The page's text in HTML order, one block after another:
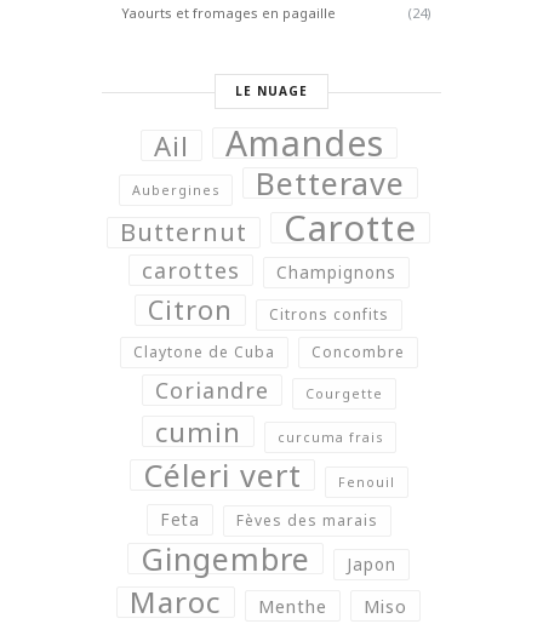
Yaourts et fromages en pagaille (24)
LE NUAGE
Ail Amandes
Aubergines Betterave
Butternut Carotte
carottes Champignons
Citron
Citrons confits
Claytone de Cuba
Concombre
Coriandre Courgette
cumin curcuma frais
Céleri vert Fenouil
Feta Fèves des marais
Gingembre Japon
Maroc Menthe Miso